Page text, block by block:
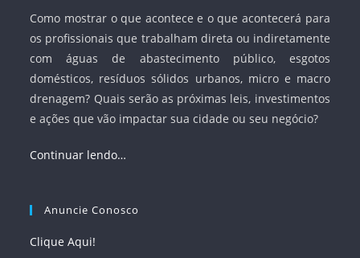
Como mostrar o que acontece e o que acontecerá para
os profissionais que trabalham direta ou indiretamente
com águas de abastecimento público, esgotos
domésticos, resíduos sólidos urbanos, micro e macro
drenagem? Quais serão as próximas leis, investimentos
e ações que vão impactar sua cidade ou seu negócio?
Continuar lendo…
Anuncie Conosco
Clique Aqui!